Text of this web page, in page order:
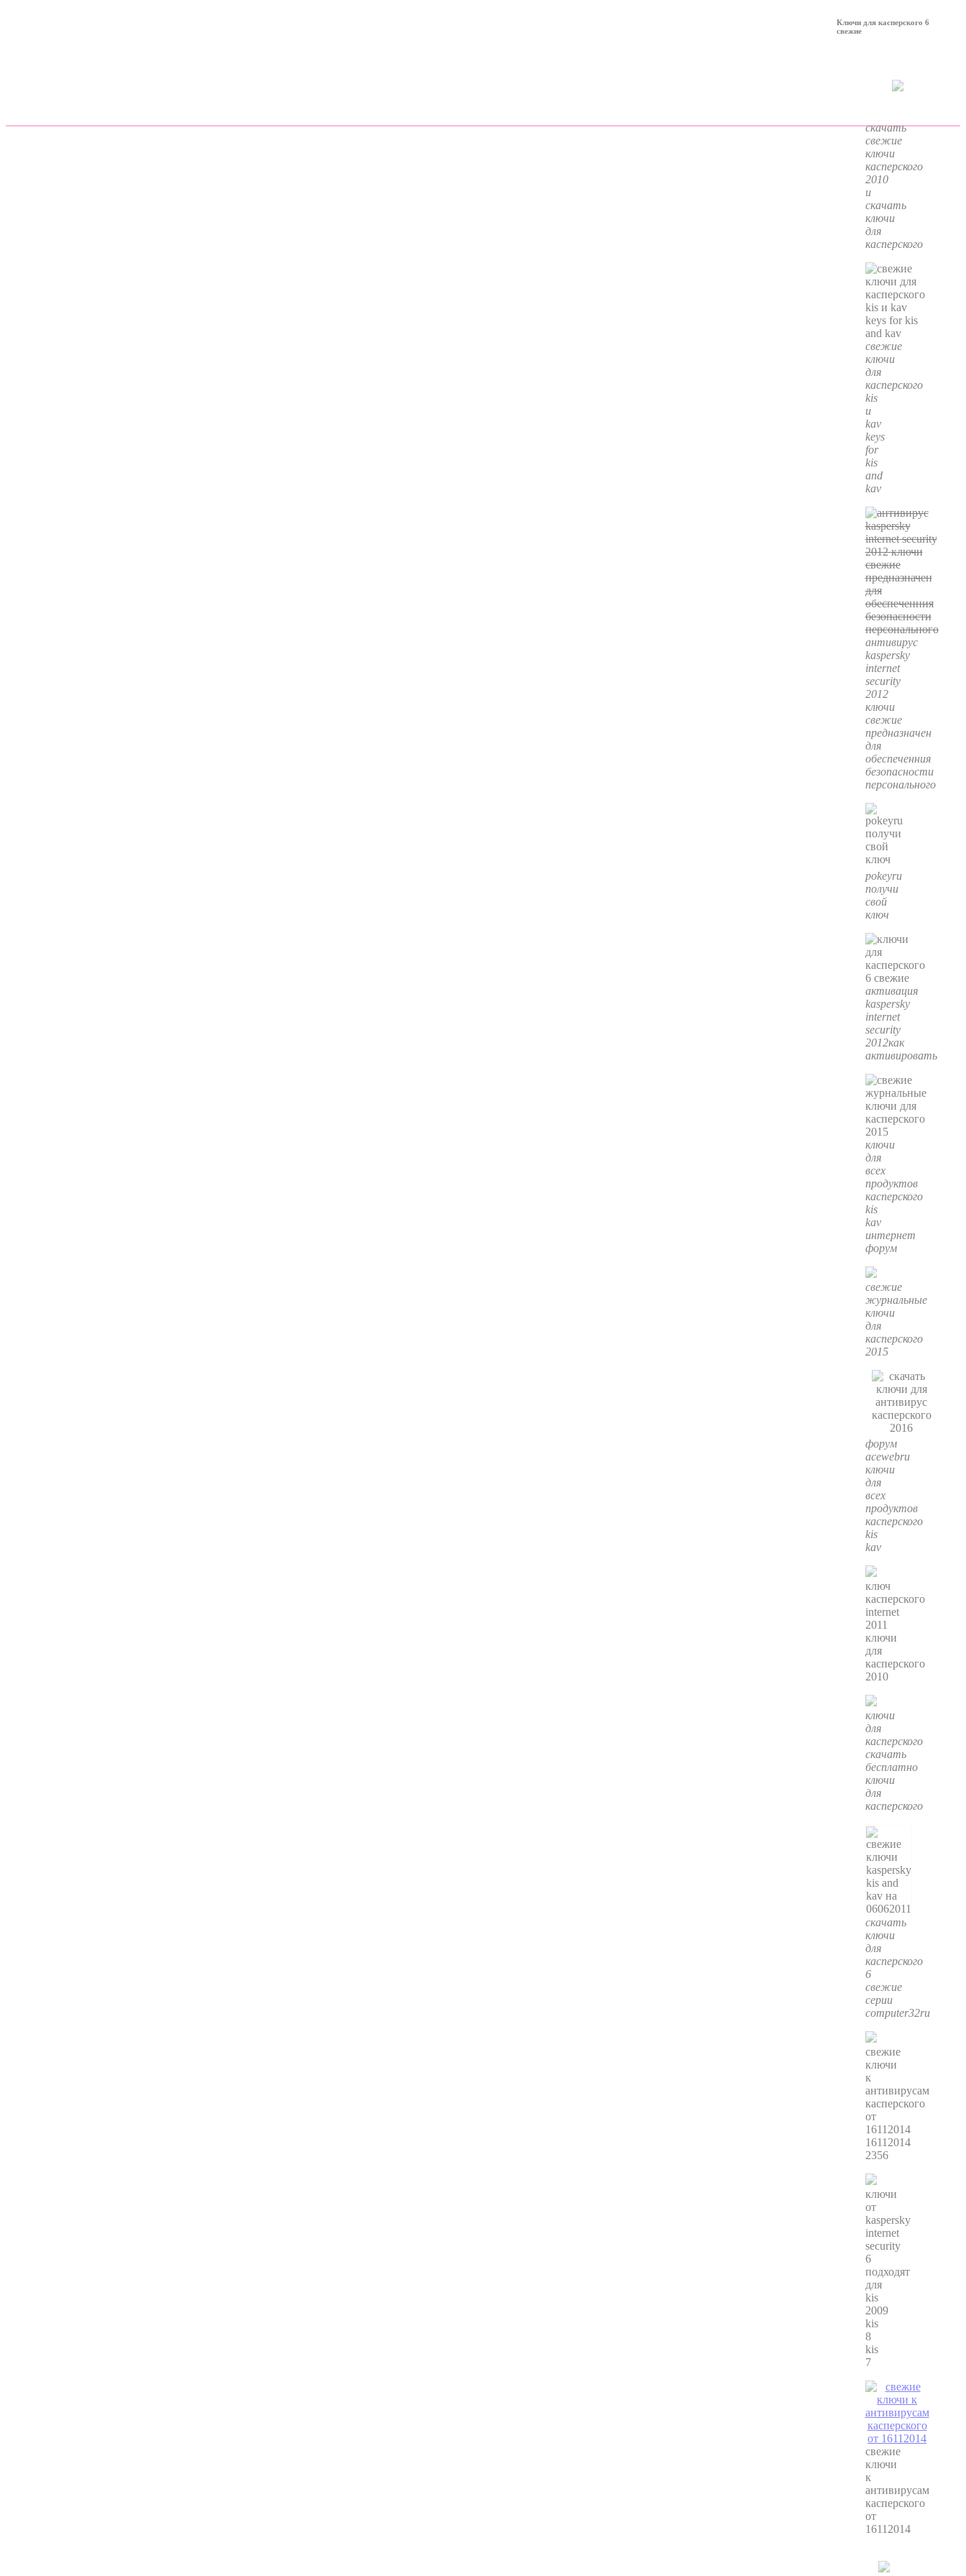
Ключи для касперского 6
свежие
скачать
свежие
ключи
касперского
2010
и
скачать
ключи
для
касперского
свежие
ключи
для
касперского
kis
и
kav
keys
for
kis
and
kav
антивирус
kaspersky
internet
security
2012
ключи
свежие
предназначен
для
обеспеченния
безопасности
персонального
pokeyru
получи
свой
ключ
активация
kaspersky
internet
security
2012как
активировать
ключи
для
всех
продуктов
касперского
kis
kav
интернет
форум
свежие
журнальные
ключи
для
касперского
2015
форум
acewebru
ключи
для
всех
продуктов
касперского
kis
kav
ключ
касперского
internet
2011
ключи
для
касперского
2010
ключи
для
касперского
скачать
бесплатно
ключи
для
касперского
скачать
ключи
для
касперского
6
свежие
серии
computer32ru
свежие
ключи
к
антивирусам
касперского
от
16112014
16112014
2356
ключи
от
kaspersky
internet
security
6
подходят
для
kis
2009
kis
8
kis
7
свежие
ключи
к
антивирусам
касперского
от
16112014